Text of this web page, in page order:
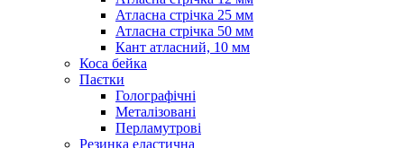
Атласна стрічка 25 мм
Атласна стрічка 50 мм
Кант атласний, 10 мм
Коса бейка
Паєтки
Голографічні
Металізовані
Перламутрові
Резинка еластична